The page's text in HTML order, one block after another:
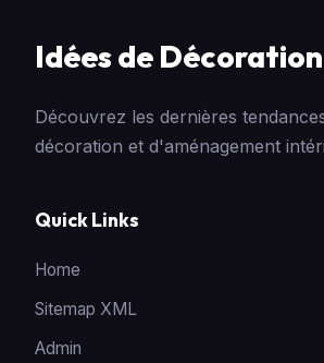
Idées de Décoration
Découvrez les dernières
décoration et d'aménagement
Quick Links
Home
Sitemap XML
Admin